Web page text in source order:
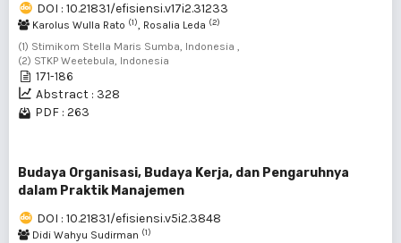
DOI : 10.21831/efisiensi.v17i2.31233
Karolus Wulla Rato (1), Rosalia Leda (2)
(1) Stimikom Stella Maris Sumba, Indonesia ,
(2) STKP Weetebula, Indonesia
171-186
Abstract : 328
PDF : 263
Budaya Organisasi, Budaya Kerja, dan Pengaruhnya
dalam Praktik Manajemen
DOI : 10.21831/efisiensi.v5i2.3848
Didi Wahyu Sudirman (1)